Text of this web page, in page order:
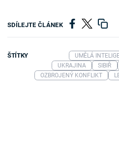
SDÍLEJTE ČLÁNEK
ŠTÍTKY UMĚLÁ
UKRAJINA
SIBIŘ
OZBROJENÝ KONFLIKT